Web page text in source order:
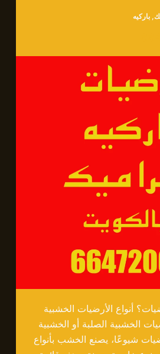
, باركيه
أنواع الأرضيات الخشبية
الخشبية الصلبة أو الخشبية
شيوعًا، يصنع الخشب بأنواع